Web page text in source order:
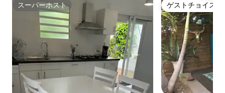
スーパーホスト
スーパーホスト ゲストチョイス
ゲストチョイス